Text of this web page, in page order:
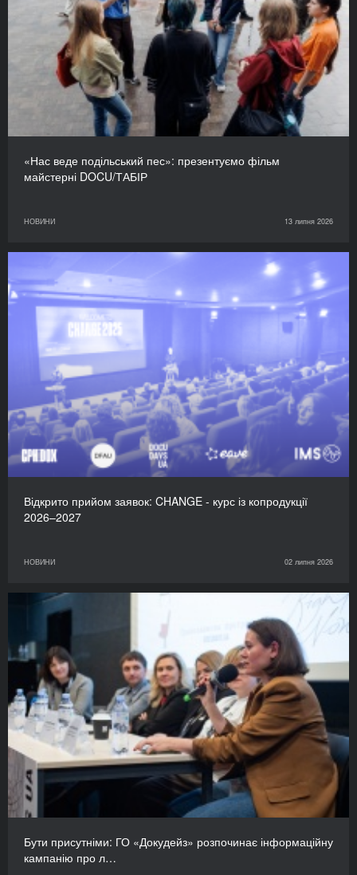
«Нас веде подільський пес»: презентуємо фільм
майстерні DOCU/ТАБІР
НОВИНИ 13 липня 2026
Відкрито прийом заявок: CHANGE - курс із копродукції
2026–2027
НОВИНИ 02 липня 2026
Бути присутніми: ГО «Докудейз» розпочинає інформаційну
кампанію про л…